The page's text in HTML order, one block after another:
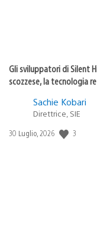
Gli sviluppatori di Silent
scozzese, la tecnologia
Sachie Kobari
Direttrice, SIE
Data
30 Luglio, 2026 3